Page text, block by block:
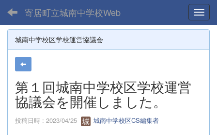
寄居町立城南中学校Web
城南中学校区学校運営協議会
第１回城南中学校区学校運営
協議会を開催しました。
投稿日時 : 2023/04/25 城南中学校区CS編集者